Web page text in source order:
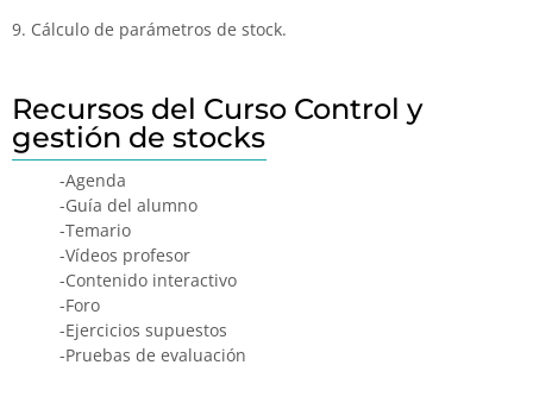
9. Cálculo de parámetros de stock.
Recursos del Curso Control y
gestión de stocks
-Agenda
-Guía del alumno
-Temario
-Vídeos profesor
-Contenido interactivo
-Foro
-Ejercicios supuestos
-Pruebas de evaluación